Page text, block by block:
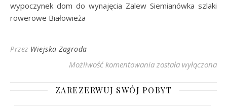
wypoczynek dom do wynajęcia Zalew Siemianówka szlaki
rowerowe Białowieża
Przez Wiejska Zagroda
Możliwość komentowania Wiejska Zagroda
została wyłączona
ZAREZERWUJ SWÓJ POBYT